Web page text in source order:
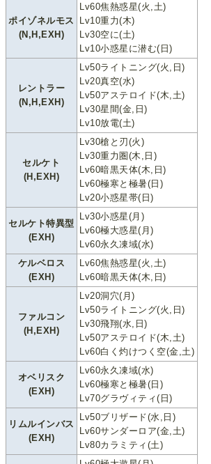
ポイゾネルモス
(N,H,EXH)
Lv60焦熱惑星(火,土)
Lv10重力(木)
Lv30空に(土)
Lv10小惑星に潜む(日)
レントラー
(N,H,EXH)
Lv50ライトニング(火,日)
Lv20真空(水)
Lv50アステロイド(木,土)
Lv30星間(金,日)
Lv10放電(土)
セルケト
(H,EXH)
Lv30槍と刃(火)
Lv30重力圏(木,日)
Lv60暗黒天体(木,日)
Lv60極寒と極暑(日)
Lv20小惑星帯(日)
セルケト特異型
(EXH)
Lv30小惑星(月)
Lv60極大惑星(月)
Lv60永久凍域(水)
ケルベロス
(EXH)
Lv60焦熱惑星(火,土)
Lv60暗黒天体(木,日)
ファルコン
(H,EXH)
Lv20洞穴(月)
Lv50ライトニング(火,日)
Lv30飛翔(水,日)
Lv50アステロイド(木,土)
Lv60白く灼けつく空(金,土)
オベリスク
(EXH)
Lv60永久凍域(水)
Lv60極寒と極暑(日)
Lv70グラヴィティ(日)
リムルインバス
(EXH)
Lv50ブリザード(水,日)
Lv60サンダーロア(金,土)
Lv80カラミティ(土)